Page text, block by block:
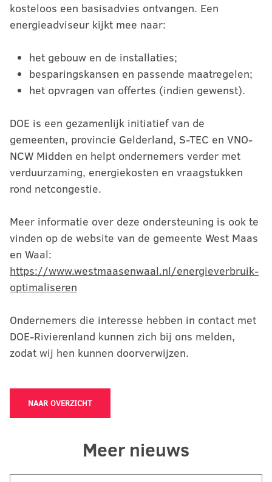
kosteloos een basisadvies ontvangen. Een
energieadviseur kijkt mee naar:
het gebouw en de installaties;
besparingskansen en passende maatregelen;
het opvragen van offertes (indien gewenst).
DOE is een gezamenlijk initiatief van de
gemeenten, provincie Gelderland, S-TEC en VNO-
NCW Midden en helpt ondernemers verder met
verduurzaming, energiekosten en vraagstukken
rond netcongestie.
Meer informatie over deze ondersteuning is ook te
vinden op de website van de gemeente West Maas
en Waal:
https://www.westmaasenwaal.nl/energieverbruik-
optimaliseren
Ondernemers die interesse hebben in contact met
DOE-Rivierenland kunnen zich bij ons melden,
zodat wij hen kunnen doorverwijzen.
NAAR OVERZICHT
Meer nieuws